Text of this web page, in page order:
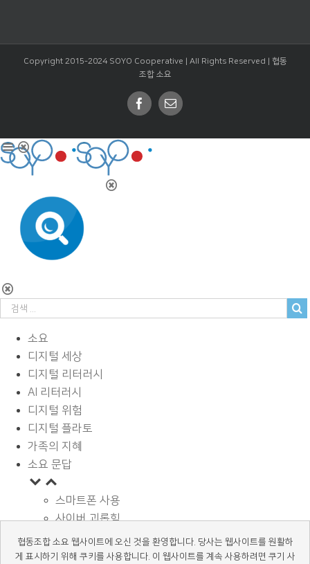
Copyright 2015-2024 SOYO Cooperative | All Rights Reserved | 협동
조합 소요
Facebook
Email
소요
디지털 세상
디지털 리터러시
AI 리터러시
디지털 위험
디지털 플라토
가족의 지혜
소요 문답
스마트폰 사용
사이버 괴롭힘
페이스북과 SNS
디지털과 학습
협동조합 소요 웹사이트에 오신 것을 환영합니다. 당사는 웹사이트를 원활하
게 표시하기 위해 쿠키를 사용합니다. 이 웹사이트를 계속 사용하려면 쿠기 사